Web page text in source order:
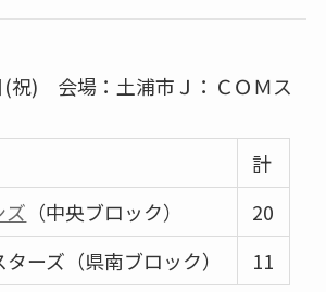
(祝) 会場：土浦市Ｊ：ＣＯＭス
計
ズ （中央ブロック）
20
ーズ（県南ブロック）
11